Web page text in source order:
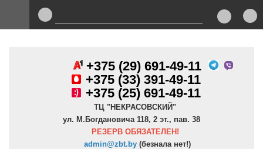
+375 (29) 691-49-11
+375 (33) 391-49-11
+375 (25) 691-49-11
ТЦ "НЕКРАСОВСКИЙ"
ул. М.Богдановича 118, 2 эт., пав. 38
РЕЗЕРВ ОБЯЗАТЕЛЕН!
admin@zbt.by (безнала нет!)